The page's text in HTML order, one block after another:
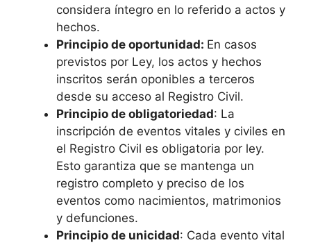
considera íntegro en lo referido a actos y
hechos.
Principio de oportunidad: En casos
previstos por Ley, los actos y hechos
inscritos serán oponibles a terceros
desde su acceso al Registro Civil.
Principio de obligatoriedad: La
inscripción de eventos vitales y civiles en
el Registro Civil es obligatoria por ley.
Esto garantiza que se mantenga un
registro completo y preciso de los
eventos como nacimientos, matrimonios
y defunciones.
Principio de unicidad: Cada evento vital